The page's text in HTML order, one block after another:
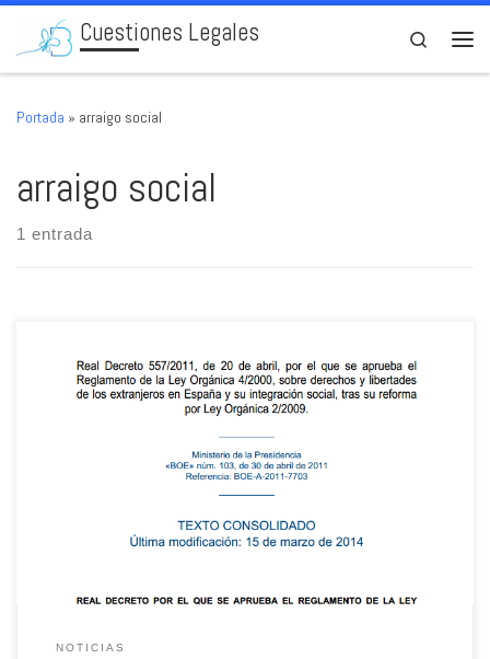
Skip to content
Cuestiones Legales
Search
Portada » arraigo social
arraigo social
1 entrada
NOTICIAS